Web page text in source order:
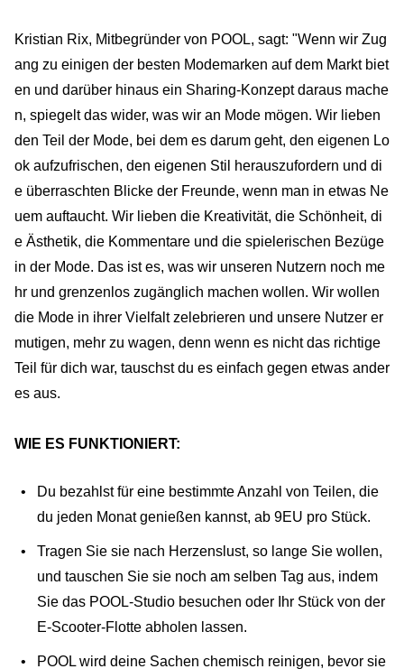
Kristian Rix, Mitbegründer von POOL, sagt: "Wenn wir Zug
ang zu einigen der besten Modemarken auf dem Markt biet
en und darüber hinaus ein Sharing-Konzept daraus mache
n, spiegelt das wider, was wir an Mode mögen. Wir lieben
den Teil der Mode, bei dem es darum geht, den eigenen Lo
ok aufzufrischen, den eigenen Stil herauszufordern und di
e überraschten Blicke der Freunde, wenn man in etwas Ne
uem auftaucht. Wir lieben die Kreativität, die Schönheit, di
e Ästhetik, die Kommentare und die spielerischen Bezüge
in der Mode. Das ist es, was wir unseren Nutzern noch me
hr und grenzenlos zugänglich machen wollen. Wir wollen
die Mode in ihrer Vielfalt zelebrieren und unsere Nutzer er
mutigen, mehr zu wagen, denn wenn es nicht das richtige
Teil für dich war, tauschst du es einfach gegen etwas ander
es aus.
WIE ES FUNKTIONIERT:
Du bezahlst für eine bestimmte Anzahl von Teilen, die
du jeden Monat genießen kannst, ab 9EU pro Stück.
Tragen Sie sie nach Herzenslust, so lange Sie wollen,
und tauschen Sie sie noch am selben Tag aus, indem
Sie das POOL-Studio besuchen oder Ihr Stück von der
E-Scooter-Flotte abholen lassen.
POOL wird deine Sachen chemisch reinigen, bevor sie